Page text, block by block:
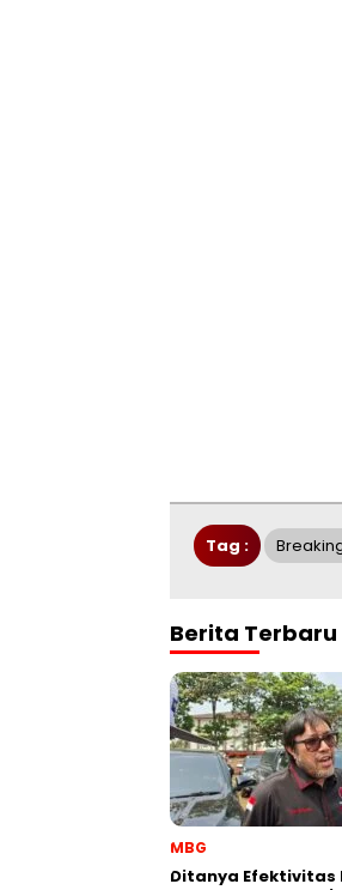
Tag :
Berita Terbaru
MBG
‎Ditanya Efektivitas